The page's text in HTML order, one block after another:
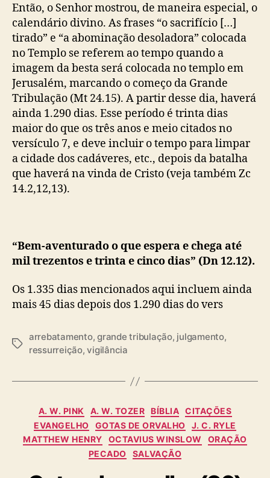
Então, o Senhor mostrou, de maneira especial, o
calendário divino. As frases “o sacrifício […]
tirado” e “a abominação desoladora” colocada
no Templo se referem ao tempo quando a
imagem da besta será colocada no templo em
Jerusalém, marcando o começo da Grande
Tribulação (Mt 24.15). A partir desse dia, haverá
ainda 1.290 dias. Esse período é trinta dias
maior do que os três anos e meio citados no
versículo 7, e deve incluir o tempo para limpar
a cidade dos cadáveres, etc., depois da batalha
que haverá na vinda de Cristo (veja também Zc
14.2,12,13).
“Bem-aventurado o que espera e chega até
mil trezentos e trinta e cinco dias” (Dn 12.12).
Os 1.335 dias mencionados aqui incluem ainda
mais 45 dias depois dos 1.290 dias do vers
T
s
arrebatamento,grande tribulação, julgamento,
ressurreição,vigilância
C
a
t
e
g
A. W. PINK A. W. TOZER BÍBLIA
CITAÇÕES
EVANGELHO
GOTAS DE ORVALHO
J. C. RYLE
MATTHEW HENRY
OCTAVIUS WINSLOW
ORAÇÃO
PECADO
SALVAÇÃO